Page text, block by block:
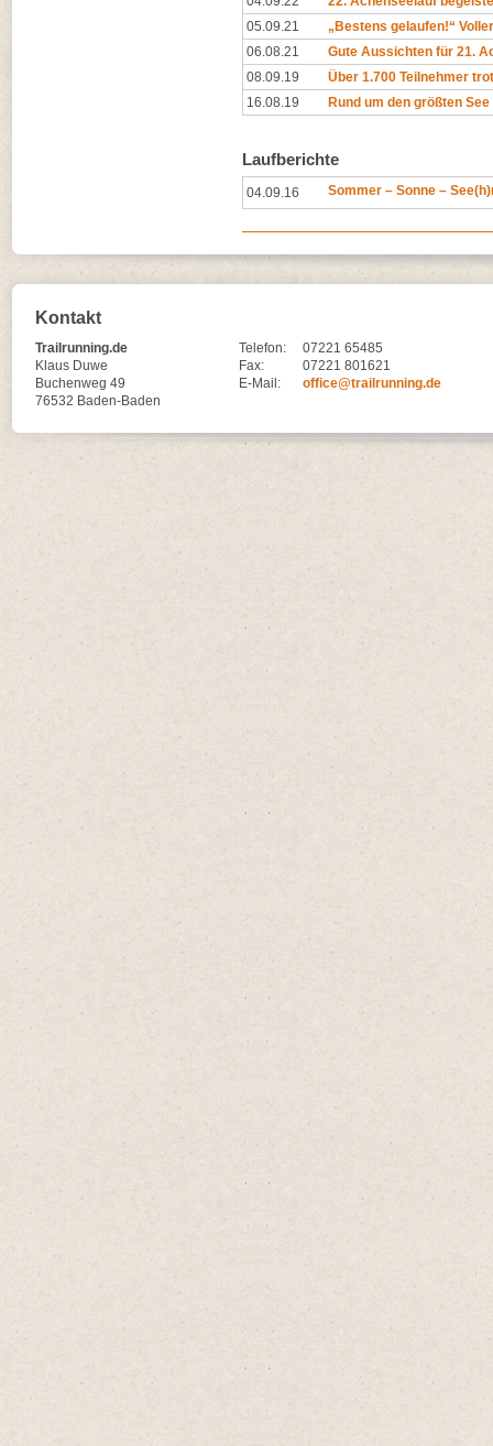
05.09.21
„Bestens gelaufen!“
06.08.21
Gute Aussichten für 21.
08.09.19
Über 1.700 Teilnehmer
16.08.19
Rund um den größten
Laufberichte
04.09.16 Sommer – Sonne –
Kontakt
Trailrunning.de
Klaus Duwe
Buchenweg 49
76532 Baden-Baden
Telefon:
07221 65485
Fax:
07221 801621
E-Mail:
office@trailrunning.de